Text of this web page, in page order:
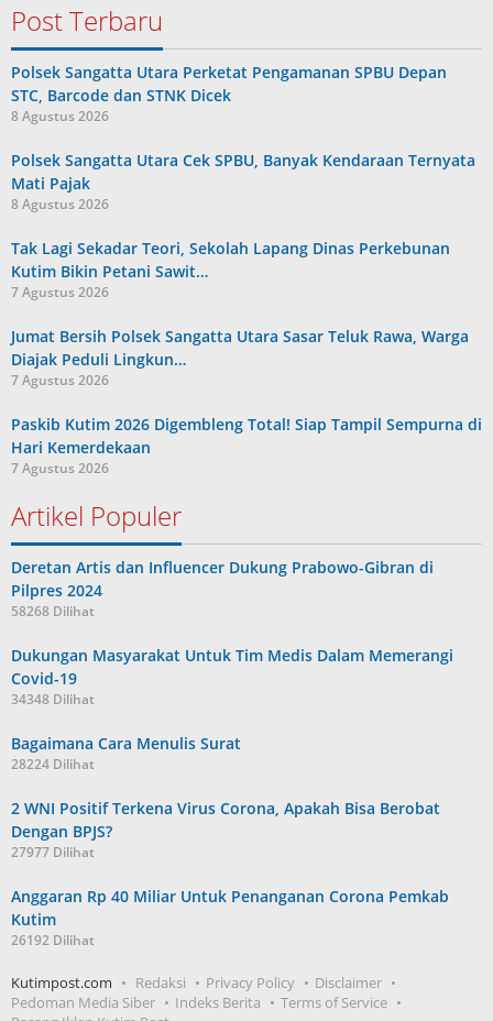
Post Terbaru
Polsek Sangatta Utara Perketat Pengamanan SPBU Depan
STC, Barcode dan STNK Dicek
8 Agustus 2026
Polsek Sangatta Utara Cek SPBU, Banyak Kendaraan Ternyata
Mati Pajak
8 Agustus 2026
Tak Lagi Sekadar Teori, Sekolah Lapang Dinas Perkebunan
Kutim Bikin Petani Sawit…
7 Agustus 2026
Jumat Bersih Polsek Sangatta Utara Sasar Teluk Rawa, Warga
Diajak Peduli Lingkun…
7 Agustus 2026
Paskib Kutim 2026 Digembleng Total! Siap Tampil Sempurna di
Hari Kemerdekaan
7 Agustus 2026
Artikel Populer
Deretan Artis dan Influencer Dukung Prabowo-Gibran di
Pilpres 2024
58268 Dilihat
Dukungan Masyarakat Untuk Tim Medis Dalam Memerangi
Covid-19
34348 Dilihat
Bagaimana Cara Menulis Surat
28224 Dilihat
2 WNI Positif Terkena Virus Corona, Apakah Bisa Berobat
Dengan BPJS?
27977 Dilihat
Anggaran Rp 40 Miliar Untuk Penanganan Corona Pemkab
Kutim
26192 Dilihat
Kutimpost.com Redaksi Privacy Policy
Disclaimer
Pedoman Media Siber
Indeks Berita
Terms of Service